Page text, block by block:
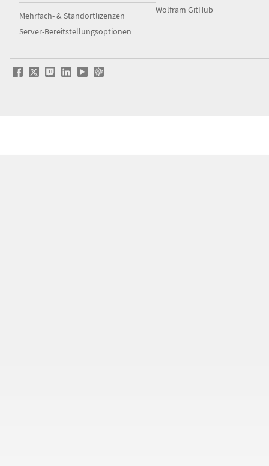
Mehrfach- & Standortlizenzen
Server-Bereitstellungsoptionen
Wolfram GitHub